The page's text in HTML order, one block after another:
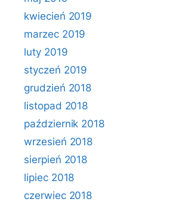
kwiecień 2019
marzec 2019
luty 2019
styczeń 2019
grudzień 2018
listopad 2018
październik 2018
wrzesień 2018
sierpień 2018
lipiec 2018
czerwiec 2018